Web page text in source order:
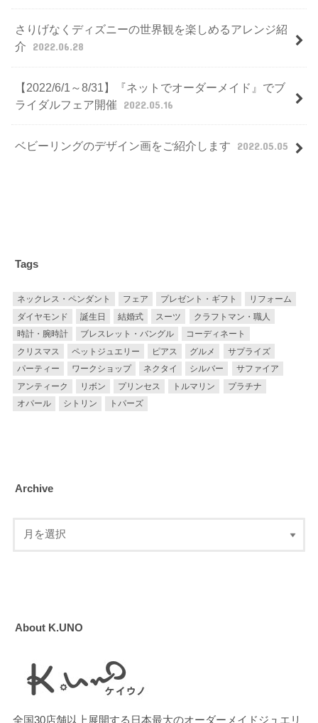
さりげなくディズニーの世界観を楽しめるアレンジ紹
介
2022.06.28
【2022/6/1～8/31】『ネットでオーダーメイド』でブ
ライダルフェア開催
2022.05.16
ベビーリングのデザイン画をご紹介します 2022.05.05
Tags
ネックレス・ペンダント フェア プレゼント・ギフト
リフォーム
ダイヤモンド
誕生日 結婚式 スーツ
クラフトマン・職人
時計・腕時計
ブレスレット・バングル
コーディネート
クリスマス
ペットジュエリー ピアス グルメ
サプライズ
パーティー
ワークショップ ネクタイ シルバー
サファイア
アンティーク
リボン プリンセス トルマリン
プラチナ
オパール
シトリン トパーズ
Archive
About K.UNO
全国30店舗以上展開する日本最大のオーダーメイドジュエリ